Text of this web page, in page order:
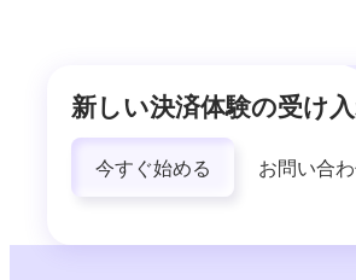
新しい決済体験の受け
今すぐ始める お問い合